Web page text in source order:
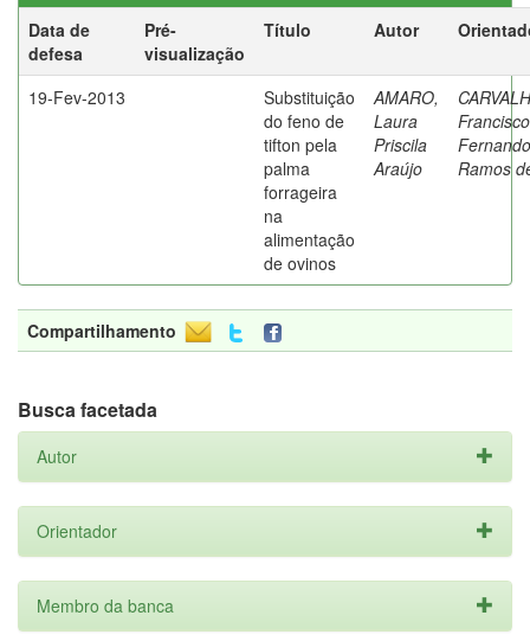
Data de
defesa
Pré-
visualização
Título Autor
19-Fev-2013
Substituição
do feno de
tifton pela
palma
forrageira
na
alimentação
de ovinos
AMARO,
Laura
Priscila
Araújo
Francisco
Fernando
Ramos
Compartilhamento
Busca facetada
Autor
Orientador
Membro da banca